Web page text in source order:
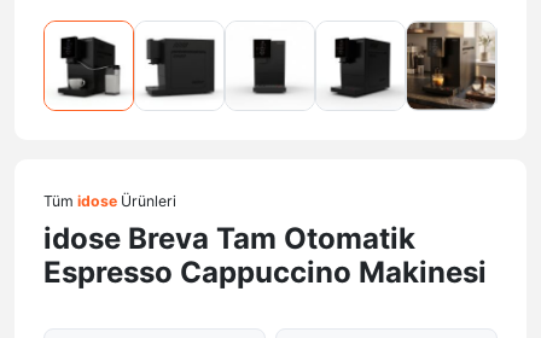
Tüm idose Ürünleri
idose Breva Tam Otomatik
Espresso Cappuccino Makinesi